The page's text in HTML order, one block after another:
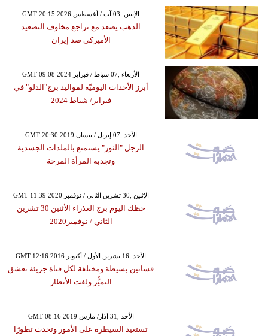
GMT 20:15 2026 الإثنين ,03 آب / أغسطس
الذهب يصعد مع تراجع مخاوف التصعيد
الأميركي ضد إيران
GMT 09:08 2024 الأربعاء ,07 شباط / فبراير
أبرز الأحداث اليوميّة لمواليد برج"الدلو" في
فبراير/ شباط 2024
GMT 20:30 2019 الأحد ,07 إبريل / نيسان
الرجل "الثور" يستمتع بالملذات الجسدية
وتجذبه المرأة المرحة
GMT 11:39 2020 الإثنين ,30 تشرين الثاني / نوفمبر
حظك اليوم برج العذراء الأثنين 30 تشرين
الثاني / نوفمبر2020
GMT 12:16 2016 الأحد ,16 تشرين الأول / أكتوبر
فساتين بسيطة ومختلفة لكل فتاة جريئة تعشق
التميُّز ولفت الأنظار
GMT 08:16 2019 الأحد ,31 آذار/ مارس
تستعيد السيطرة على الأمور وتحدث تطورًا